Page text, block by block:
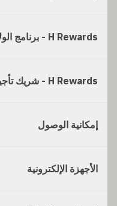
H Rewards - برنامج الولاء الخاص بنا
H Rewards - شريك تأجير السيارات والتسوق
إمكانية الوصول
الأجهزة الإلكترونية